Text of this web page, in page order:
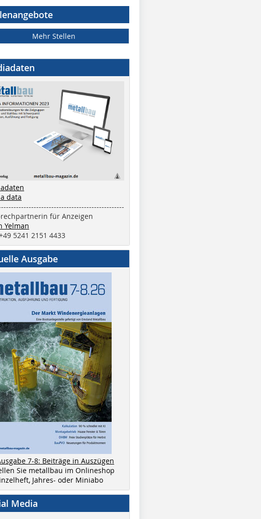
Mehr Stellen
data
für Anzeigen
Yelman
5241 2151 4433
Ausgabe
7-8: Beiträge in Auszügen
Sie metallbau im Onlineshop
Jahres- oder Miniabo
Media